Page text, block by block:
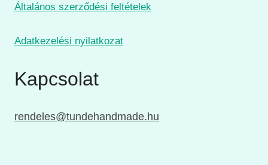
Általános szerződési feltételek
Adatkezelési nyilatkozat
Kapcsolat
rendeles@tundehandmade.hu